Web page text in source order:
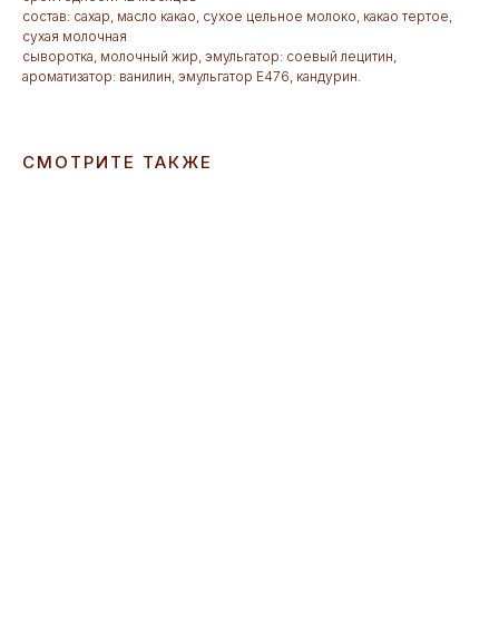
состав: сахар, масло какао, сухое цельное молоко, какао тертое,
сухая молочная
сыворотка, молочный жир, эмульгатор: соевый лецитин,
ароматизатор: ванилин, эмульгатор Е476, кандурин.
СМОТРИТЕ ТАКЖЕ